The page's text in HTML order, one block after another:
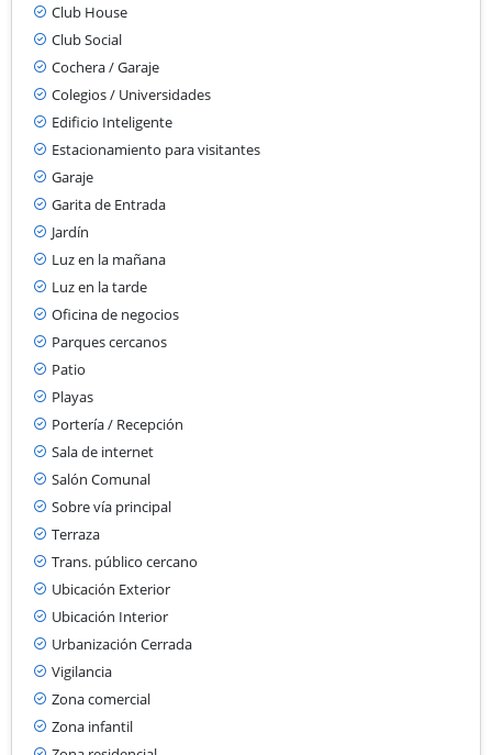
Club House
Club Social
Cochera / Garaje
Colegios / Universidades
Edificio Inteligente
Estacionamiento para visitantes
Garaje
Garita de Entrada
Jardín
Luz en la mañana
Luz en la tarde
Oficina de negocios
Parques cercanos
Patio
Playas
Portería / Recepción
Sala de internet
Salón Comunal
Sobre vía principal
Terraza
Trans. público cercano
Ubicación Exterior
Ubicación Interior
Urbanización Cerrada
Vigilancia
Zona comercial
Zona infantil